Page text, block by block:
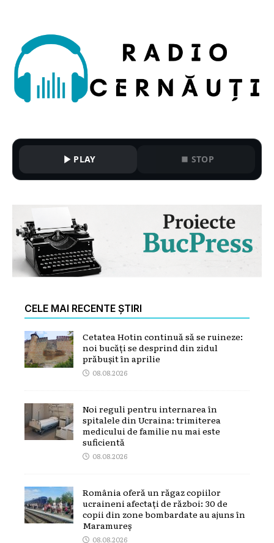
PLAY STOP
CELE MAI RECENTE ȘTIRI
Cetatea Hotin continuă să se ruineze:
noi bucăți se desprind din zidul
prăbușit în aprilie
08.08.2026
Noi reguli pentru internarea în
spitalele din Ucraina: trimiterea
medicului de familie nu mai este
suficientă
08.08.2026
România oferă un răgaz copiilor
ucraineni afectați de război: 30 de
copii din zone bombardate au ajuns în
Maramureș
08.08.2026